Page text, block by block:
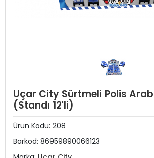
Uçar City Sürtmeli Polis
(Standı 12'li)
Ürün Kodu: 208
Barkod: 86959890066123